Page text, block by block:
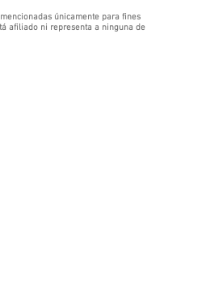
únicamente para fines
afiliado ni representa a ninguna de